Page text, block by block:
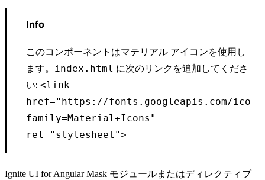
Info
このコンポーネントはマテリアル アイコンを使用し
ます。
index.html に次のリンクを追加してくださ
い: <link
href="https://fonts.googleapis.com/icon?
family=Material+Icons"
rel="stylesheet">
Ignite UI for Angular Mask モジュールまたはディレクティブ